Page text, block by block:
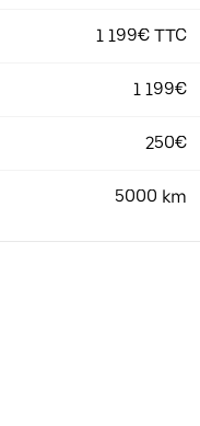
1 199€ TTC
1 199€
250€
5000 km